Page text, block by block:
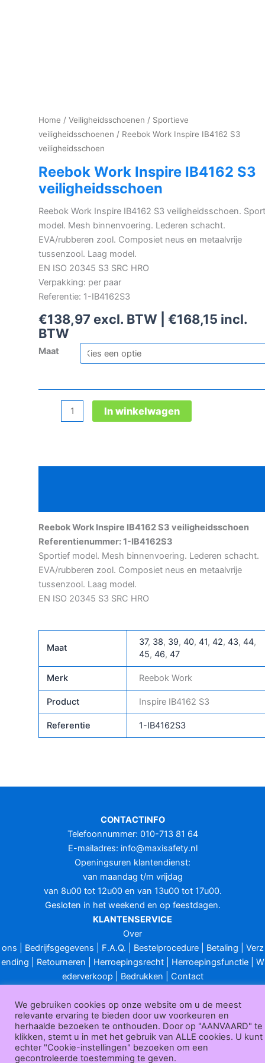
Home / Veiligheidsschoenen / Sportieve
veiligheidsschoenen / Reebok Work Inspire IB4162 S3
veiligheidsschoen
Reebok Work Inspire IB4162 S3
veiligheidsschoen
Reebok Work Inspire IB4162 S3 veiligheidsschoen.
model. Mesh binnenvoering. Lederen schacht.
EVA/rubberen zool. Composiet neus en metaalvrije
tussenzool. Laag model.
EN ISO 20345 S3 SRC HRO
Verpakking: per paar
Referentie: 1-IB4162S3
€138,97 excl. BTW | €168,15 incl.
BTW
Maat
S3
In winkelwagen
Reebok Work Inspire IB4162 S3 veiligheidsschoen
Referentienummer: 1-IB4162S3
Sportief model. Mesh binnenvoering. Lederen schacht.
EVA/rubberen zool. Composiet neus en metaalvrije
tussenzool. Laag model.
EN ISO 20345 S3 SRC HRO
Maat
37, 38, 39, 40, 41, 42, 43, 44,
45, 46, 47
Merk Reebok Work
Product Inspire IB4162 S3
Referentie 1-IB4162S3
CONTACTINFO
Telefoonnummer: 010-713 81 64
E-mailadres: info@maxisafety.nl
Openingsuren klantendienst:
van maandag t/m vrijdag
van 8u00 tot 12u00 en van 13u00 tot 17u00.
Gesloten in het weekend en op feestdagen.
KLANTENSERVICE
Over
ons
Bedrijfsgegevens F.A.Q. Bestelprocedure| Betaling
Verz
ending
Retourneren Herroepingsrecht| Herroepingsfunctie| W
ederverkoop
Bedrukken
Contact
Maxisafety.nl © 2026
We gebruiken cookies op onze website om u de meest
relevante ervaring te bieden door uw voorkeuren en
herhaalde bezoeken te onthouden. Door op "AANVAARD" te
klikken, stemt u in met het gebruik van ALLE cookies. U kunt
echter "Cookie-instellingen" bezoeken om een
gecontroleerde toestemming te geven.